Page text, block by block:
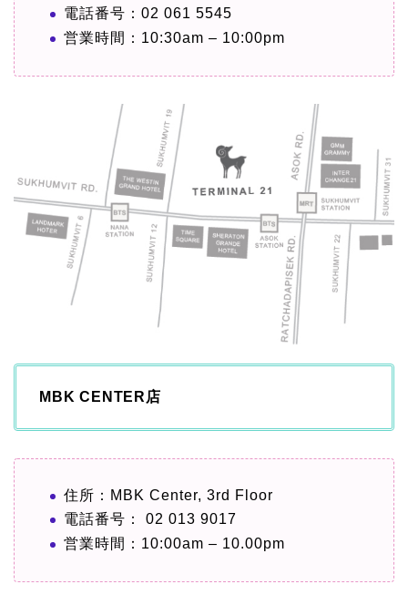
電話番号：02 061 5545
営業時間：10:30am – 10:00pm
MBK CENTER店
住所：MBK Center, 3rd Floor
電話番号： 02 013 9017
営業時間：10:00am – 10.00pm